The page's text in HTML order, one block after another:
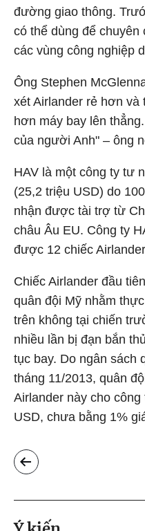
đường giao thông.
có thể dùng để
các vùng công nghiệp
Ông Stephen
xét Airlander rẻ hơn
hơn máy bay lên
của người Anh" – ông
HAV là một công ty tư
(25,2 triệu USD) do
nhận được tài trợ từ
châu Âu EU. Công ty
được 12 chiếc
Chiếc Airlander đầu
quân đội Mỹ nhằm
trên không tại chiến
nhiều lần bị đạn bắn
tục bay. Do ngân sách
tháng 11/2013, quân
Airlander này cho
USD, chưa bằng 1%